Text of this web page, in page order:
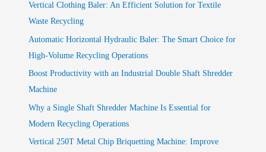
Vertical Clothing Baler: An Efficient Solution for Textile
Waste Recycling
Automatic Horizontal Hydraulic Baler: The Smart Choice for
High-Volume Recycling Operations
Boost Productivity with an Industrial Double Shaft Shredder
Machine
Why a Single Shaft Shredder Machine Is Essential for
Modern Recycling Operations
Vertical 250T Metal Chip Briquetting Machine: Improve